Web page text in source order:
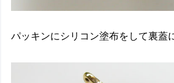
パッキンにシリコン塗布をして裏蓋